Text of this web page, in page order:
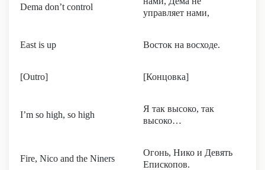
Dema don’t control
управляет нами,
East is up Восток на восходе.
[Outro] [Концовка]
I’m so high, so high
Я так высоко, так
высоко…
Fire, Nico and the Niners
Огонь, Нико и Девять
Епископов.